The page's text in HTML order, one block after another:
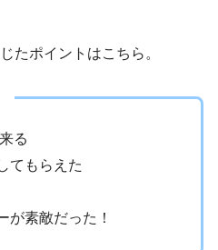
たポイントはこちら。
る
てもらえた
が素敵だった！